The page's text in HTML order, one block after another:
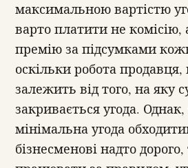
максимальною вартістю
варто платити не комісію,
премію за підсумками
оскільки робота продавця,
залежить від того, на яку
закривається угода.
мінімальна угода
бізнесменові надто